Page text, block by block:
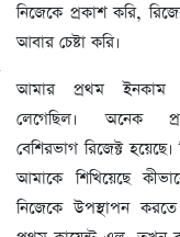
নিজেকে প্রকাশ করি,
আবার চেষ্টা করি।
আমার প্রথম
লেগেছিল। অনেক
বেশিরভাগ রিজেক্ট
আমাকে শিখিয়েছে
নিজেকে উপস্থাপন